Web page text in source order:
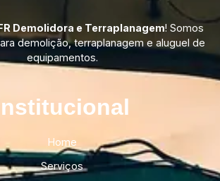
Demolidora e Terraplanagem! Somos
demolição, terraplanagem e aluguel de
equipamentos.
Home
Serviços